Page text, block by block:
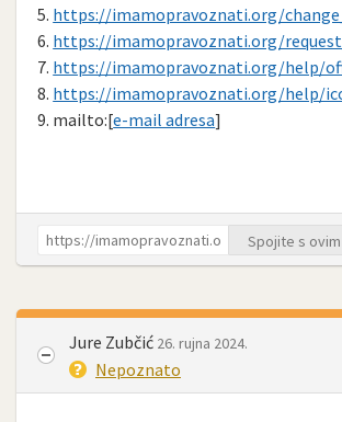
5. https://imamopravoznati.org/
6. https://imamopravoznati.org/
7. https://imamopravoznati.org/help/
8. https://imamopravoznati.org/help/
9. mailto:[e-mail adresa]
Spojite s ovim
Jure Zubčić 26. rujna 2024.
Nepoznato